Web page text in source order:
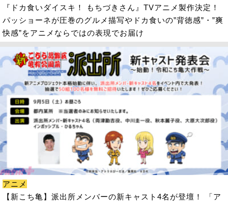
『ドカ食いダイスキ！ もちづきさん』TVアニメ製作決定！
パッショーネが圧巻のグルメ描写やドカ食いの”背徳感”・”爽
快感”をアニメならではの表現でお届け
アニメ
【新こち亀】派出所メンバーの新キャスト4名が登壇！ 「ア